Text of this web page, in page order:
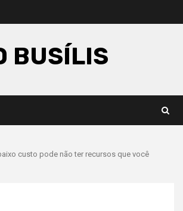
BUSÍLIS
custo pode não ter recursos que você